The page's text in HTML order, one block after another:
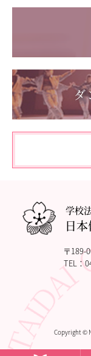
教職員募集
系列校紹介
教職員の方へ
個人情報保護
「59th Japan
2026.05.17
「第62回東日本
2026.05.10
「国民スポー
2026.05.03
「THE DANCE
2026.04.27
ダ
学校
日
〒189-
TEL：
Copyright ©